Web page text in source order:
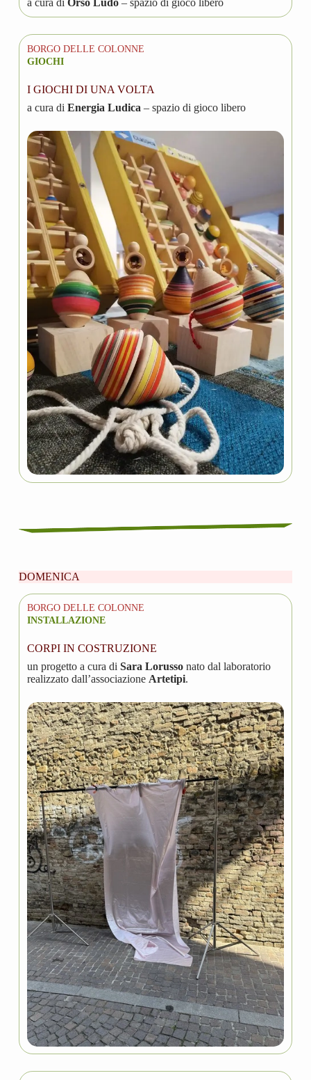
a cura di Orso Ludo– spazio di gioco libero
BORGO DELLE COLONNE
GIOCHI
I GIOCHI DI UNA VOLTA
a cura di Energia Ludica – spazio di gioco libero
DOMENICA
BORGO DELLE COLONNE
INSTALLAZIONE
CORPI IN COSTRUZIONE
un progetto a cura di Sara Lorussonato dal laboratorio
realizzato dall’associazione Artetipi.